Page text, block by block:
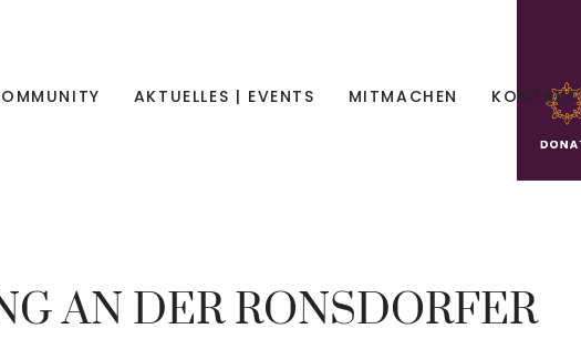
AKTUELLES | EVENTS MITMACHEN KONTAKT
AN DER RONSDORFER